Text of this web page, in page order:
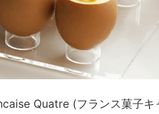
Quatre (フランス菓子キ